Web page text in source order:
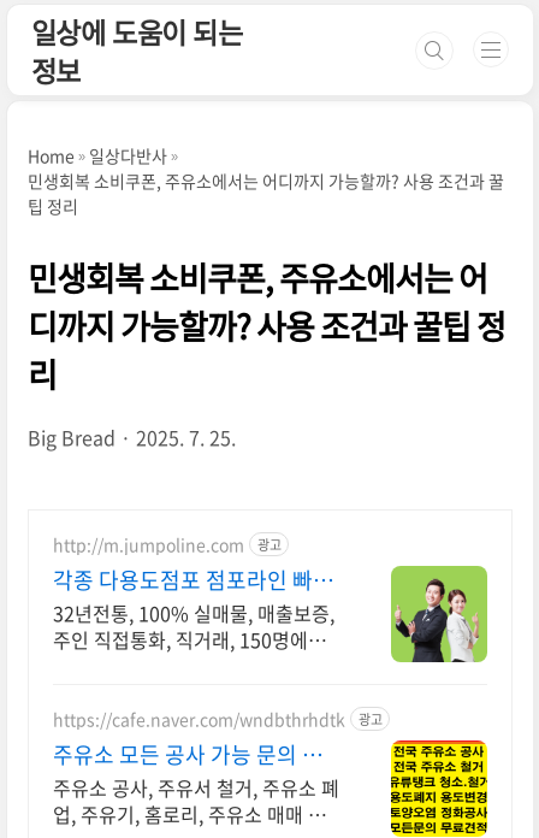
일상에 도움이 되는
정보
Home
일상다반사
민생회복 소비쿠폰, 주유소에서는 어디까지 가능할까? 사용 조건과 꿀
팁 정리
민생회복 소비쿠폰, 주유소에서는 어
디까지 가능할까? 사용 조건과 꿀팁 정
리
Big Bread 2025. 7. 25.
http://m.jumpoline.com 광고
각종 다용도점포 점포라인 빠른
직거래 & 안전중개거래
32년전통, 100% 실매물, 매출보증,
주인 직접통화, 직거래, 150명에이
https://cafe.naver.com/wndbthrhdtk 광고
주유소 모든 공사 가능 문의 무료
견적가능 문의주세요
주유소 공사, 주유서 철거, 주유소 폐
업, 주유기, 홈로리, 주유소 매매 및